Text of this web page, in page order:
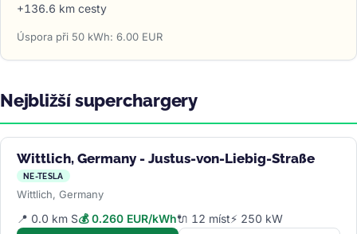
+136.6 km cesty
Úspora při 50 kWh: 6.00 EUR
Nejbližší superchargery
Wittlich, Germany - Justus-von-Liebig-Straße
NE-TESLA
Wittlich, Germany
📍 0.0 km S💰 0.260 EUR/kWh🔌 12 míst⚡ 250 kW